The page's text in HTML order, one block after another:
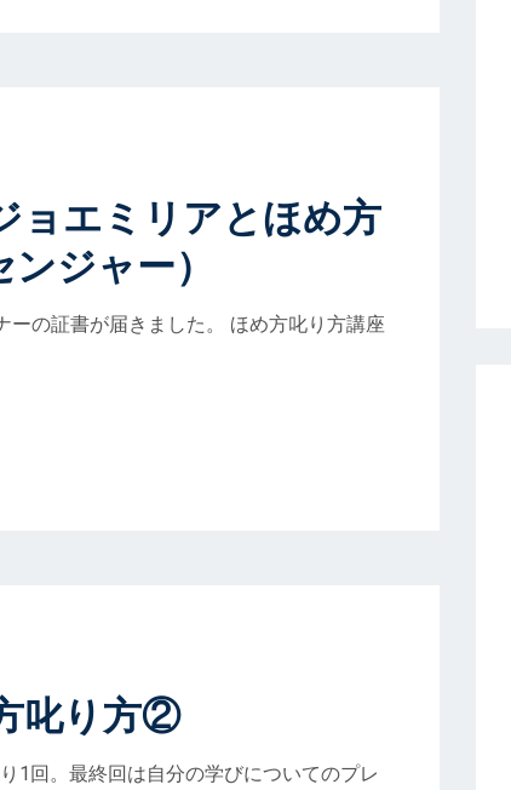
ョエミリアとほめ方
ジャー）
の証書が届きました。 ほめ方叱り方講座
叱り方②
1回。最終回は自分の学びについてのプレ